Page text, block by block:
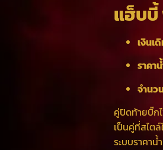
แฮ็บบี้
เงินเ
ราคา
จำนว
คู่ปิดท้ายบิ๊ก
เป็นคู่ที่สไต
ระบบราคา